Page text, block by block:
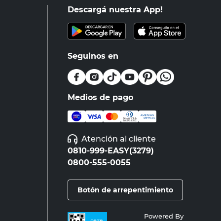
Descargá nuestra App!
Seguinos en
Medios de pago
Atención al cliente
0810-999-EASY(3279)
0800-555-0055
Botón de arrepentimiento
Powered By